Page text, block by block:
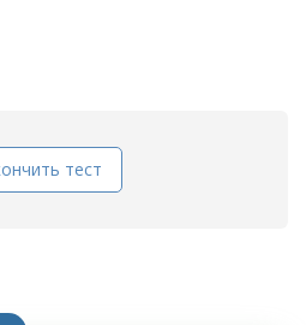
тест